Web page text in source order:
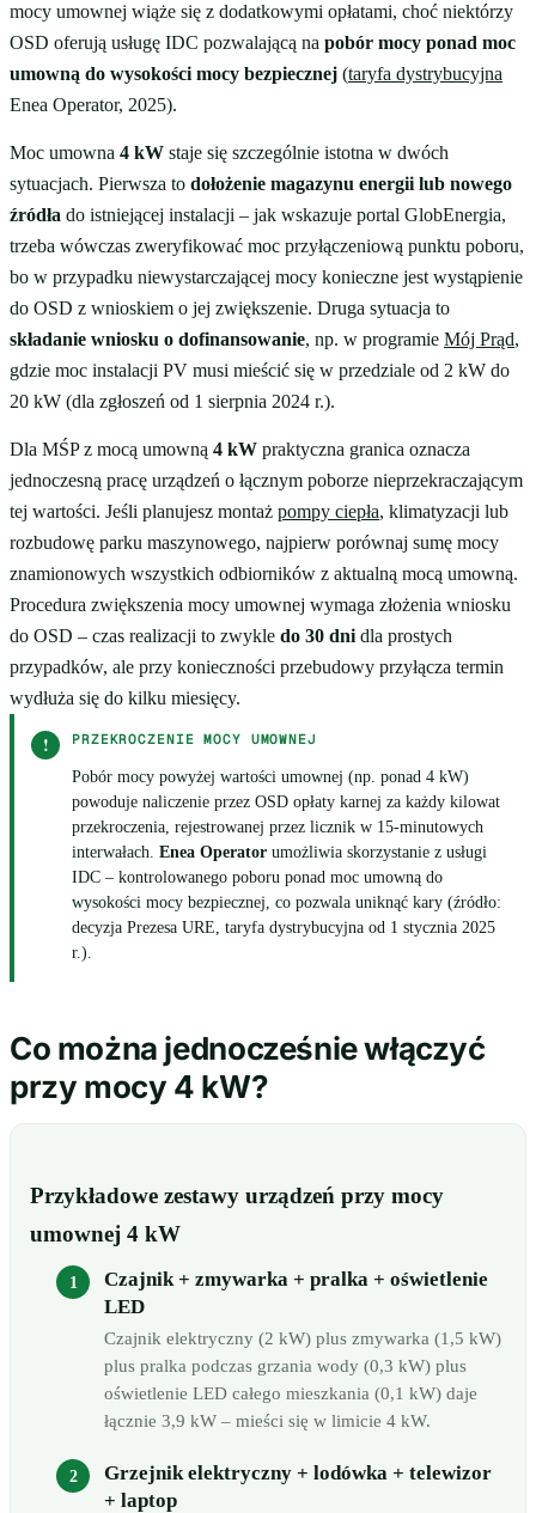
mocy umownej wiąże się z dodatkowymi opłatami, choć niektórzy
OSD oferują usługę IDC pozwalającą na pobór mocy ponad moc
umowną do wysokości mocy bezpiecznej (taryfa dystrybucyjna
Enea Operator, 2025).
Moc umowna 4 kW staje się szczególnie istotna w dwóch
sytuacjach. Pierwsza to dołożenie magazynu energii lub nowego
źródła do istniejącej instalacji – jak wskazuje portal GlobEnergia,
trzeba wówczas zweryfikować moc przyłączeniową punktu poboru,
bo w przypadku niewystarczającej mocy konieczne jest wystąpienie
do OSD z wnioskiem o jej zwiększenie. Druga sytuacja to
składanie wniosku o dofinansowanie, np. w programie Mój Prąd,
gdzie moc instalacji PV musi mieścić się w przedziale od 2 kW do
20 kW (dla zgłoszeń od 1 sierpnia 2024 r.).
Dla MŚP z mocą umowną 4 kW praktyczna granica oznacza
jednoczesną pracę urządzeń o łącznym poborze nieprzekraczającym
tej wartości. Jeśli planujesz montaż pompy ciepła, klimatyzacji lub
rozbudowę parku maszynowego, najpierw porównaj sumę mocy
znamionowych wszystkich odbiorników z aktualną mocą umowną.
Procedura zwiększenia mocy umownej wymaga złożenia wniosku
do OSD – czas realizacji to zwykle do 30 dni dla prostych
przypadków, ale przy konieczności przebudowy przyłącza termin
wydłuża się do kilku miesięcy.
! PRZEKROCZENIE MOCY UMOWNEJ
Pobór mocy powyżej wartości umownej (np. ponad 4 kW)
powoduje naliczenie przez OSD opłaty karnej za każdy kilowat
przekroczenia, rejestrowanej przez licznik w 15-minutowych
interwałach. Enea Operator umożliwia skorzystanie z usługi
IDC – kontrolowanego poboru ponad moc umowną do
wysokości mocy bezpiecznej, co pozwala uniknąć kary (źródło:
decyzja Prezesa URE, taryfa dystrybucyjna od 1 stycznia 2025
r.).
Co można jednocześnie włączyć
przy mocy 4 kW?
Przykładowe zestawy urządzeń przy mocy
umownej 4 kW
Czajnik + zmywarka + pralka + oświetlenie
LED
Czajnik elektryczny (2 kW) plus zmywarka (1,5 kW)
plus pralka podczas grzania wody (0,3 kW) plus
oświetlenie LED całego mieszkania (0,1 kW) daje
łącznie 3,9 kW – mieści się w limicie 4 kW.
Grzejnik elektryczny + lodówka + telewizor
+ laptop